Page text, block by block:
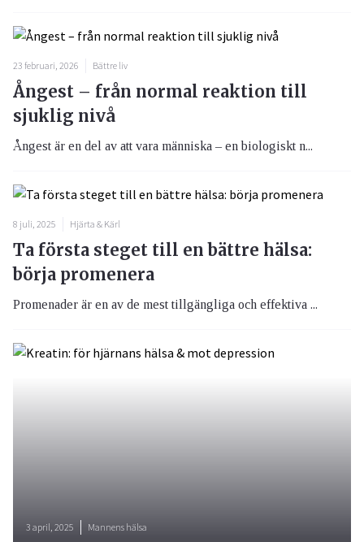
23 februari, 2026 Bättre liv
Ångest – från normal reaktion till
sjuklig nivå
Ångest är en del av att vara människa – en biologiskt n...
8 juli, 2025 Hjärta & Kärl
Ta första steget till en bättre hälsa:
börja promenera
Promenader är en av de mest tillgängliga och effektiva ...
3 april, 2025 Mannens hälsa